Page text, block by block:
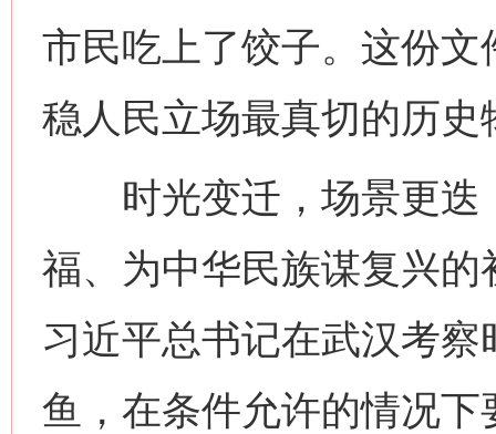
市民吃上了饺子。这份
稳人民立场最真切的历史
时光变迁，场景更迭
福、为中华民族谋复兴
习近平总书记在武汉考
鱼，在条件允许的情况下